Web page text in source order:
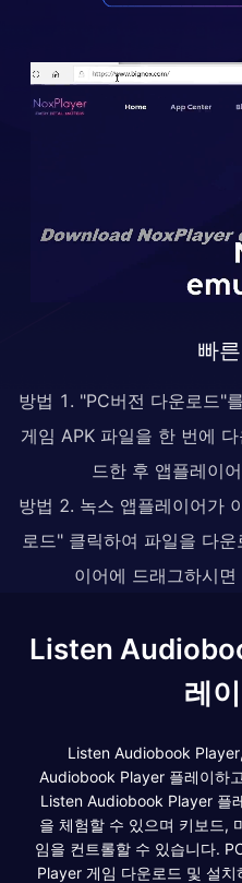
빠
방법 1. "PC버전 다운로드"
게임 APK 파일을 한 번에
드한 후 앱플레이
방법 2. 녹스 앱플레이어가
로드" 클릭하여 파일을 다
이어에 드래그하시
Listen
레
Listen Audiobook
Audiobook Player 플레이하
Listen Audiobook Player 플
을 체험할 수 있으며 키보드,
임을 컨트롤할 수 있습니다.
Player 게임 다운로드 및 설